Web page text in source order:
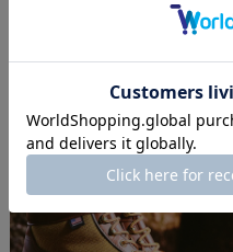
Goodwear グッドウェア